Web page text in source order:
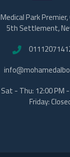
Medical Park Premier,
5th Settlement,
Sat - Thu: 12:00 PM
Friday: